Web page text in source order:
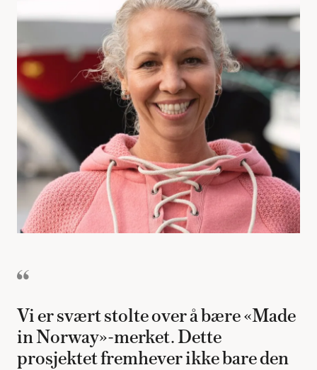
Vi er svært stolte over å bære «Made
in Norway»-merket. Dette
prosjektet fremhever ikke bare den